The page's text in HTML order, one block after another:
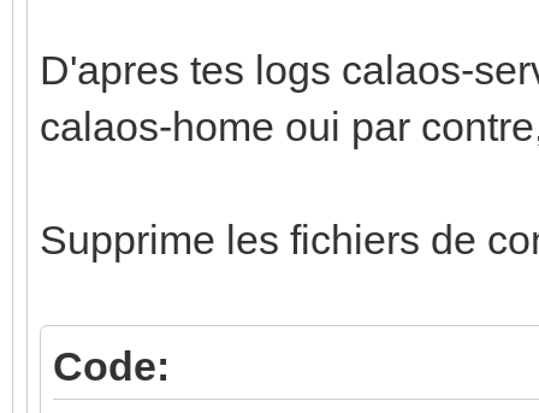
D'apres tes logs calaos-
calaos-home oui par
Supprime les fichiers de
Code: